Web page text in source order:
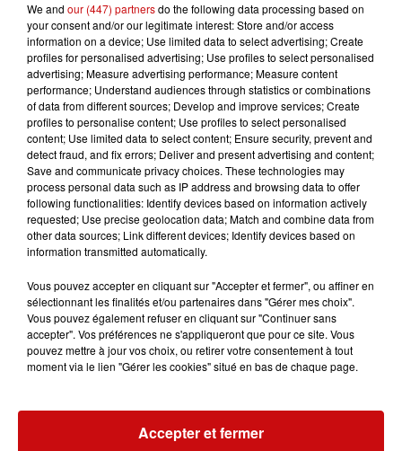
la 77e Foire aux vins de Colmar
ouvre ses portes pendant 10 jours
TITRES DIFFUSÉS
8h35
8h35 8h32
8h32 8h31
8h31
La Meteo En Alsace
We and our (447) partnersdo the following data processing based on
your consent and/or our legitimate interest: Store and/or access
information on a device; Use limited data to select advertising; Create
profiles for personalised advertising; Use profiles to select personalised
advertising; Measure advertising performance; Measure content
performance; Understand audiences through statistics or combinations
of data from different sources; Develop and improve services; Create
profiles to personalise content; Use profiles to select personalised
content; Use limited data to select content; Ensure security, prevent and
detect fraud, and fix errors; Deliver and present advertising and content;
Save and communicate privacy choices. These technologies may
process personal data such as IP address and browsing data to offer
following functionalities: Identify devices based on information actively
requested; Use precise geolocation data; Match and combine data from
other data sources; Link different devices; Identify devices based on
information transmitted automatically.
Vous pouvez accepter en cliquant sur "Accepter et fermer", ou affiner en
sélectionnant les finalités et/ou partenaires dans "Gérer mes choix".
Vous pouvez également refuser en cliquant sur "Continuer sans
accepter". Vos préférences ne s'appliqueront que pour ce site. Vous
pouvez mettre à jour vos choix, ou retirer votre consentement à tout
moment via le lien "Gérer les cookies" situé en bas de chaque page.
Accepter et fermer